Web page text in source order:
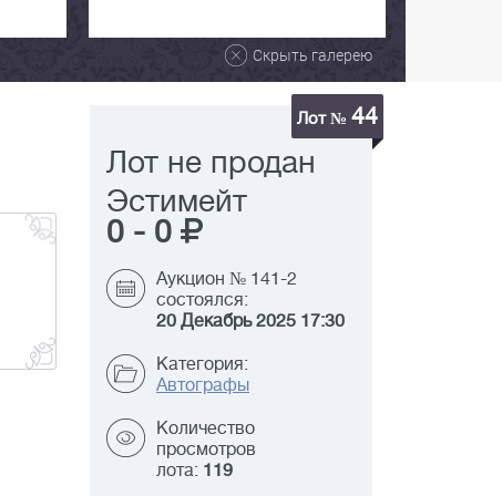
Скрыть галерею
Лот № 44
Лот не продан
Эстимейт
0 - 0
Аукцион № 141-2
состоялся:
20 Декабрь 2025 17:30
Категория:
Автографы
Количество
просмотров
лота: 119